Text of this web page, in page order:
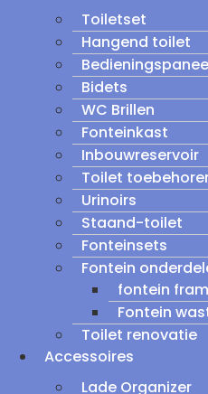
Toiletset
Hangend toilet
Bidets
WC Brillen
Fonteinkast
Inbouwreservoir
Toilet
Urinoirs
Staand-toilet
Fonteinsets
Fontein
fontein
Fontein
Toilet renovatie
Accessoires
Lade Organizer